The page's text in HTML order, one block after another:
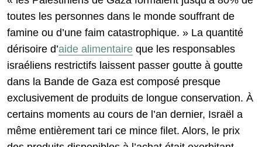
toutes les personnes dans le monde souffrant de
famine ou d’une faim catastrophique. » La quantité
dérisoire d’aide alimentaire que les responsables
israéliens restrictifs laissent passer goutte à goutte
dans la Bande de Gaza est composé presque
exclusivement de produits de longue conservation. À
certains moments au cours de l’an dernier, Israël a
même entièrement tari ce mince filet. Alors, le prix